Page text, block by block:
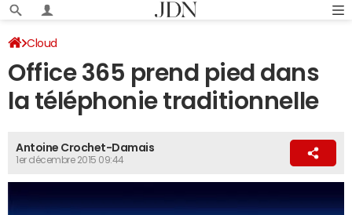
Cloud
Office 365 prend pied dans
la téléphonie traditionnelle
Antoine Crochet-Damais
1er décembre 2015 09:44